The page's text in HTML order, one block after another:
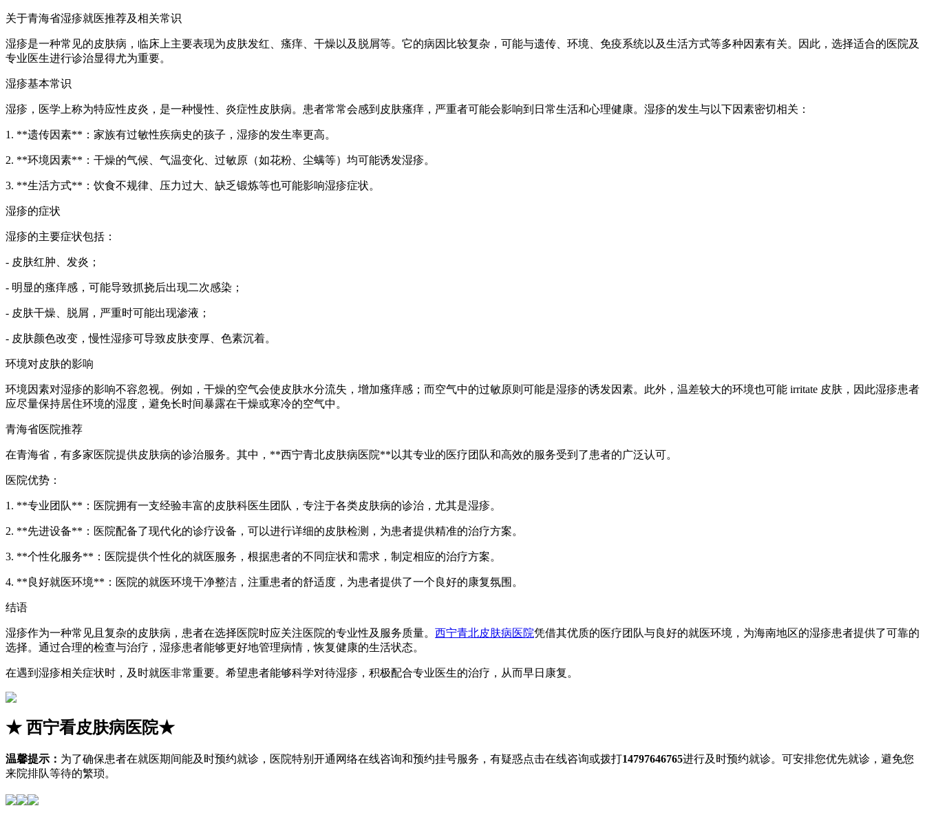
关于青海省湿疹就医推荐及相关常识
湿疹是一种常见的皮肤病，临床上主要表现为皮肤发红、瘙痒、干燥以及脱屑等。它的病因比较复杂，可能与遗传、环境、免疫系统以及生活方式等多种因素有关。因此，选择适合的医院及
专业医生进行诊治显得尤为重要。
湿疹基本常识
湿疹，医学上称为特应性皮炎，是一种慢性、炎症性皮肤病。患者常常会感到皮肤瘙痒，严重者可能会影响到日常生活和心理健康。湿疹的发生与以下因素密切相关：
1. **遗传因素**：家族有过敏性疾病史的孩子，湿疹的发生率更高。
2. **环境因素**：干燥的气候、气温变化、过敏原（如花粉、尘螨等）均可能诱发湿疹。
3. **生活方式**：饮食不规律、压力过大、缺乏锻炼等也可能影响湿疹症状。
湿疹的症状
湿疹的主要症状包括：
- 皮肤红肿、发炎；
- 明显的瘙痒感，可能导致抓挠后出现二次感染；
- 皮肤干燥、脱屑，严重时可能出现渗液；
- 皮肤颜色改变，慢性湿疹可导致皮肤变厚、色素沉着。
环境对皮肤的影响
环境因素对湿疹的影响不容忽视。例如，干燥的空气会使皮肤水分流失，增加瘙痒感；而空气中的过敏原则可能是湿疹的诱发因素。此外，温差较大的环境也可能 irritate 皮肤，因此湿疹患者
应尽量保持居住环境的湿度，避免长时间暴露在干燥或寒冷的空气中。
青海省医院推荐
在青海省，有多家医院提供皮肤病的诊治服务。其中，**西宁青北皮肤病医院**以其专业的医疗团队和高效的服务受到了患者的广泛认可。
医院优势：
1. **专业团队**：医院拥有一支经验丰富的皮肤科医生团队，专注于各类皮肤病的诊治，尤其是湿疹。
2. **先进设备**：医院配备了现代化的诊疗设备，可以进行详细的皮肤检测，为患者提供精准的治疗方案。
3. **个性化服务**：医院提供个性化的就医服务，根据患者的不同症状和需求，制定相应的治疗方案。
4. **良好就医环境**：医院的就医环境干净整洁，注重患者的舒适度，为患者提供了一个良好的康复氛围。
结语
湿疹作为一种常见且复杂的皮肤病，患者在选择医院时应关注医院的专业性及服务质量。 西宁青北皮肤病医院凭借其优质的医疗团队与良好的就医环境，为海南地区的湿疹患者提供了可靠的
选择。通过合理的检查与治疗，湿疹患者能够更好地管理病情，恢复健康的生活状态。
在遇到湿疹相关症状时，及时就医非常重要。希望患者能够科学对待湿疹，积极配合专业医生的治疗，从而早日康复。
★西宁看皮肤病医院★
温馨提示： 为了确保患者在就医期间能及时预约就诊，医院特别开通网络在线咨询和预约挂号服务，有疑惑点击在线咨询或拨打14797646765进行及时预约就诊。可安排您优先就诊，避免您
来院排队等待的繁琐。